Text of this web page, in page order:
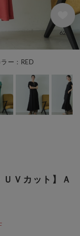
ー：RED
62
ＵＶカット】Ａ